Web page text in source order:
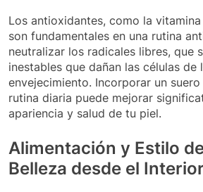
Los antioxidantes, como la
son fundamentales en una rutina
neutralizar los radicales libres, que
inestables que dañan las células de
envejecimiento. Incorporar un
rutina diaria puede mejorar
apariencia y salud de tu piel.
Alimentación y Estilo
Belleza desde el Interior